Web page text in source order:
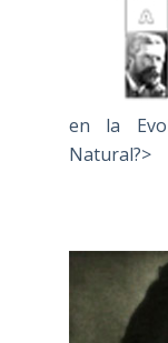
en la
Natural?>